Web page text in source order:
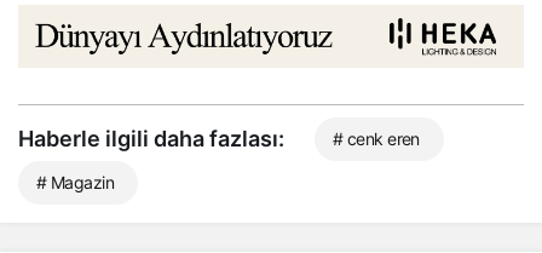
Haberle ilgili daha fazlası: # cenk eren
# Magazin